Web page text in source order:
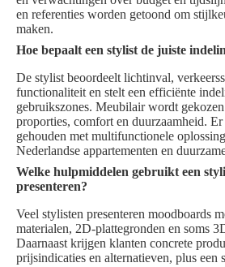
en referenties worden getoond om
maken.
Hoe bepaalt een stylist de juiste
De stylist beoordeelt lichtinval,
functionaliteit en stelt een efficiënte
gebruikszones. Meubilair wordt
proporties, comfort en duurzaamheid.
gehouden met multifunctionele
Nederlandse appartementen en
Welke hulpmiddelen gebruikt een
presenteren?
Veel stylisten presenteren moodboards
materialen, 2D-plattegronden en soms
Daarnaast krijgen klanten concrete
prijsindicaties en alternatieven, plus een